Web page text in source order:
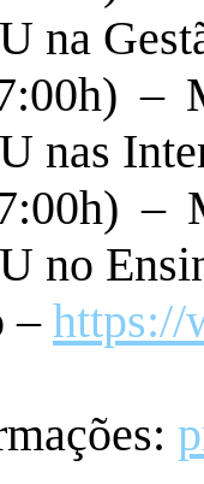
na
–
nas
–
no
– https://